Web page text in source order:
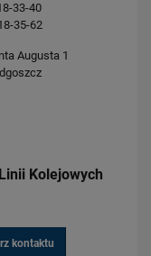
33-40
35-62
Augusta 1
Kolejowych
kontaktu